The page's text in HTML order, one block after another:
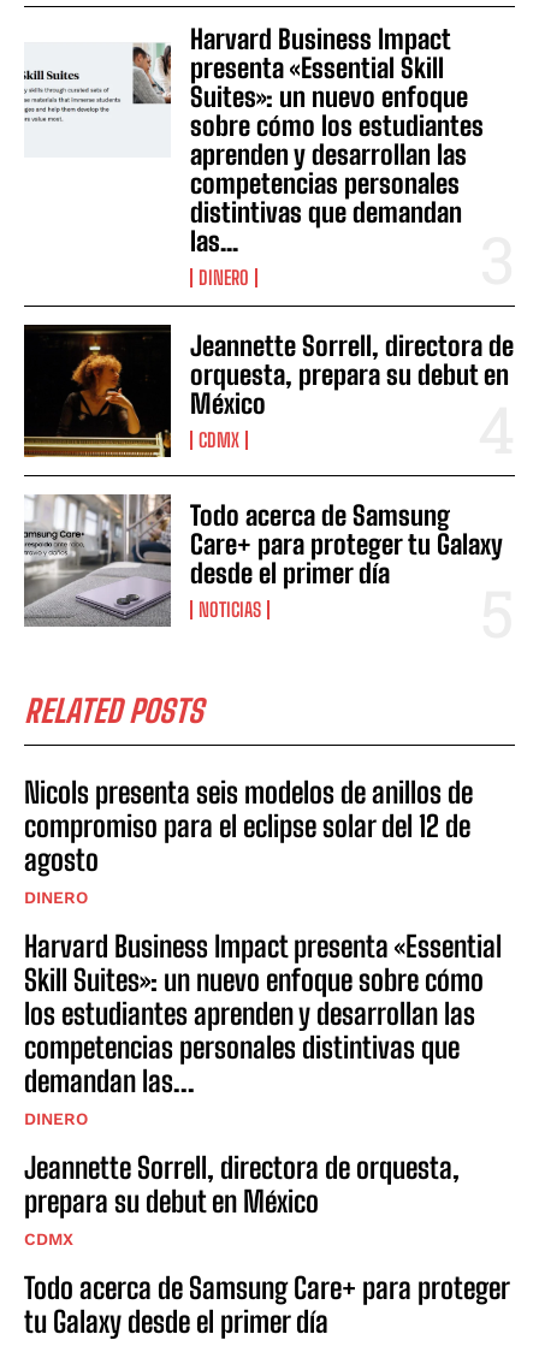
Harvard Business Impact
presenta «Essential Skill
Suites»: un nuevo enfoque
sobre cómo los estudiantes
aprenden y desarrollan las
competencias personales
distintivas que demandan
las...
DINERO
Jeannette Sorrell, directora de
orquesta, prepara su debut en
México
CDMX
Todo acerca de Samsung
Care+ para proteger tu Galaxy
desde el primer día
NOTICIAS
RELATED POSTS
Nicols presenta seis modelos de anillos de
compromiso para el eclipse solar del 12 de
agosto
DINERO
Harvard Business Impact presenta «Essential
Skill Suites»: un nuevo enfoque sobre cómo
los estudiantes aprenden y desarrollan las
competencias personales distintivas que
demandan las...
DINERO
Jeannette Sorrell, directora de orquesta,
prepara su debut en México
CDMX
Todo acerca de Samsung Care+ para proteger
tu Galaxy desde el primer día